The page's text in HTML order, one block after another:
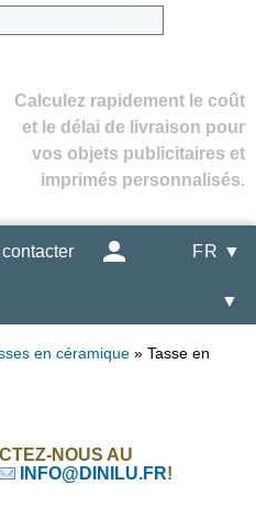
Calculez rapidement le coût
et le délai de livraison pour
vos objets publicitaires et
imprimés personnalisés.
FR ▼
▼
en céramique » Tasse en
NOUS AU
INFO@DINILU.FR!